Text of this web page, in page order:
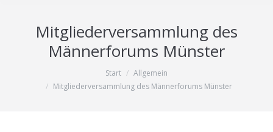
Mitgliederversammlung des
Männerforums Münster
Start
Allgemein
Mitgliederversammlung des Männerforums Münster